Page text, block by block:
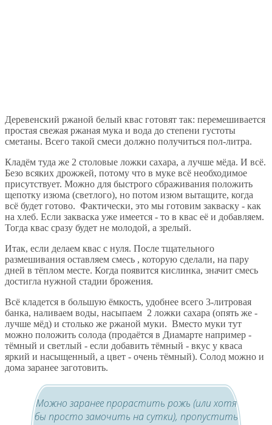
Деревенский ржаной белый квас готовят так: перемешивается
простая свежая ржаная мука и вода до степени густоты
сметаны. Всего такой смеси должно получиться пол-литра.
Кладём туда же 2 столовые ложки сахара, а лучше мёда. И всё.
Безо всяких дрожжей, потому что в муке всё необходимое
присутствует. Можно для быстрого сбраживания положить
щепотку изюма (светлого), но потом изюм вытащите, когда
всё будет готово. Фактически, это мы готовим закваску - как
на хлеб. Если закваска уже имеется - то в квас её и добавляем.
Тогда квас сразу будет не молодой, а зрелый.
Итак, если делаем квас с нуля. После тщательного
размешивания оставляем смесь , которую сделали, на пару
дней в тёплом месте. Когда появится кислинка, значит смесь
достигла нужной стадии брожения.
Всё кладется в большую ёмкость, удобнее всего 3-литровая
банка, наливаем воды, насыпаем 2 ложки сахара (опять же -
лучше мёд) и столько же ржаной муки. Вместо муки тут
можно положить солода (продаётся в Диамарте например -
тёмный и светлый - если добавить тёмный - вкус у кваса
яркий и насыщенный, а цвет - очень тёмный). Солод можно и
дома заранее заготовить.
Можно заранее прорастить рожь (или хотя
бы просто замочить на сутки), пропустить